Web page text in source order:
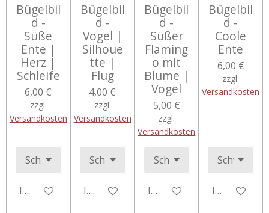
Bügelbil
d -
Süße
Ente |
Herz |
Schleife
6,00 €
zzgl.
Versandkosten
In den Warenkorb
Bügelbil
d -
Vogel |
Silhoue
tte |
Flug
4,00 €
zzgl.
Versandkosten
In den Warenkorb
Bügelbil
d -
Süßer
Flaming
o mit
Blume |
Vogel
5,00 €
zzgl.
Versandkosten
In den Warenkorb
Bügelbil
d -
Coole
Ente
6,00 €
zzgl.
Versandkosten
In den